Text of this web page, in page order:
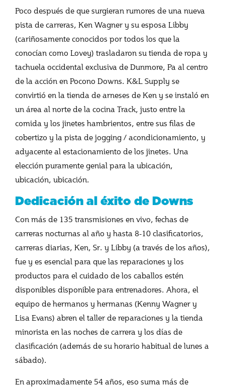
Poco después de que surgieran rumores de una nueva
pista de carreras, Ken Wagner y su esposa Libby
(cariñosamente conocidos por todos los que la
conocían como Lovey) trasladaron su tienda de ropa y
tachuela occidental exclusiva de Dunmore, Pa al centro
de la acción en Pocono Downs. K&L Supply se
convirtió en la tienda de arneses de Ken y se instaló en
un área al norte de la cocina Track, justo entre la
comida y los jinetes hambrientos, entre sus filas de
cobertizo y la pista de jogging / acondicionamiento, y
adyacente al estacionamiento de los jinetes. Una
elección puramente genial para la ubicación,
ubicación, ubicación.
Dedicación al éxito de Downs
Con más de 135 transmisiones en vivo, fechas de
carreras nocturnas al año y hasta 8-10 clasificatorios,
carreras diarias, Ken, Sr. y Libby (a través de los años),
fue y es esencial para que las reparaciones y los
productos para el cuidado de los caballos estén
disponibles disponible para entrenadores. Ahora, el
equipo de hermanos y hermanas (Kenny Wagner y
Lisa Evans) abren el taller de reparaciones y la tienda
minorista en las noches de carrera y los días de
clasificación (además de su horario habitual de lunes a
sábado).
En aproximadamente 54 años, eso suma más de